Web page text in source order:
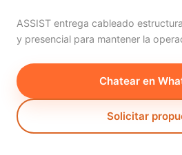
ASSIST entrega cableado
y presencial para mantener la
Chatear en
Solicitar